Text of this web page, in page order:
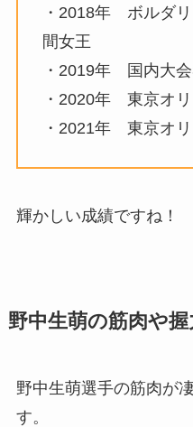
・2018年 ボルダ
間女王
・2019年 国内大
・2020年 東京オ
・2021年 東京オ
輝かしい成績ですね！
野中生萌の筋肉や握
野中生萌選手の筋肉が
す。